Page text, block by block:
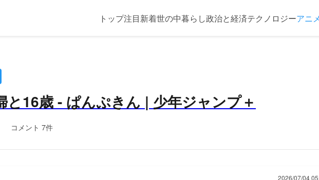
トップ注目新着世の中暮らし政治と経済テクノロジーアニ
と16歳 - ぱんぷきん | 少年ジャンプ＋
コメント 7件
2026/07/04